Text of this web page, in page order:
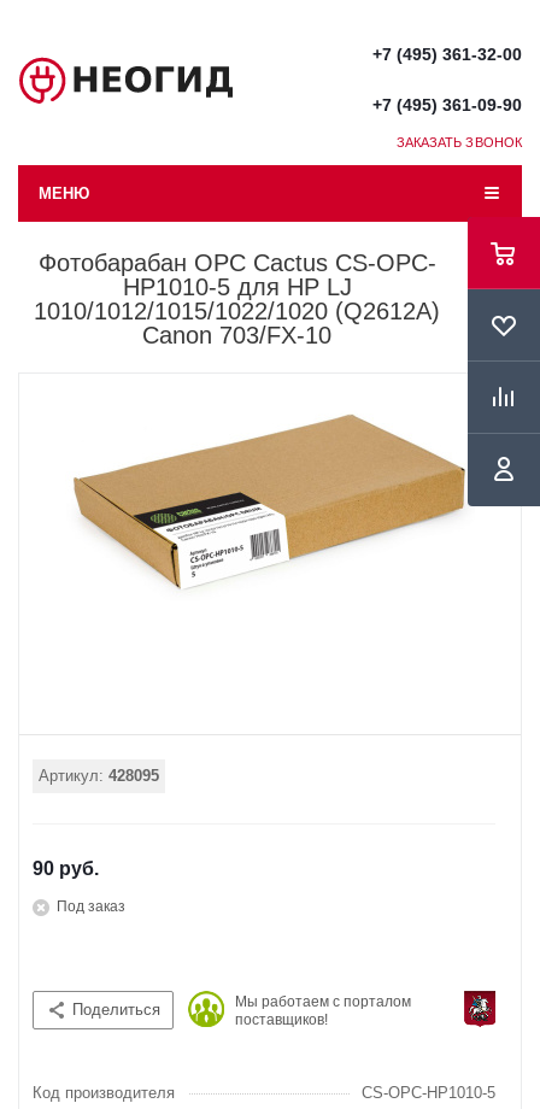
+7 (495) 361-32-00
+7 (495) 361-09-90
ЗАКАЗАТЬ ЗВОНОК
МЕНЮ
Фотобарабан OPC Cactus CS-OPC-
HP1010-5 для HP LJ
1010/1012/1015/1022/1020 (Q2612A)
Canon 703/FX-10
Артикул: 428095
90 руб.
Под заказ
Поделиться
Мы работаем с порталом
поставщиков!
Код производителя
CS-OPC-HP1010-5